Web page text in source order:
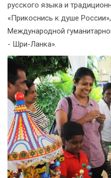
русского языка и
«Прикоснись к душе
Международной
- Шри-Ланка».